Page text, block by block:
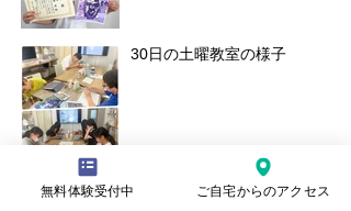
30日の土曜教室の様子
無料体験受付中 ご自宅からのアクセス